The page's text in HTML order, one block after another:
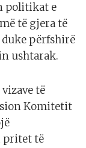
politikat e
të gjera të
përfshirë
ushtarak.
të
Komitetit
pritet të